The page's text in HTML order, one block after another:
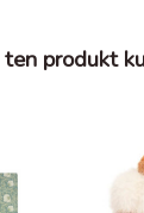
produkt